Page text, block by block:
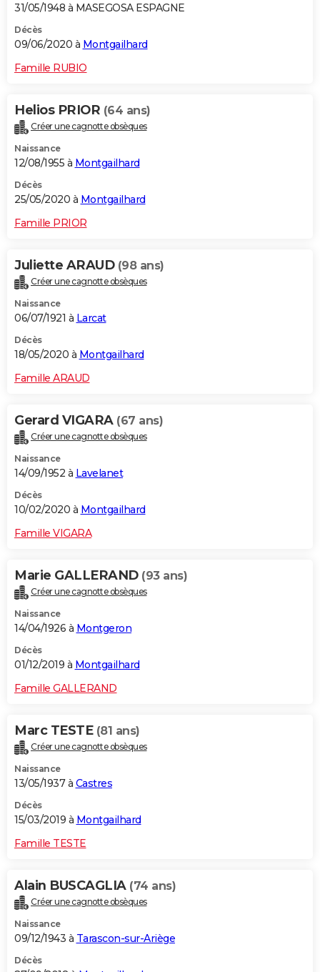
31/05/1948 à MASEGOSA ESPAGNE
Décès
09/06/2020 à Montgailhard
Famille RUBIO
Helios PRIOR (64 ans)
Créer une cagnotte obsèques
Naissance
12/08/1955 à Montgailhard
Décès
25/05/2020 à Montgailhard
Famille PRIOR
Juliette ARAUD (98 ans)
Créer une cagnotte obsèques
Naissance
06/07/1921 à Larcat
Décès
18/05/2020 à Montgailhard
Famille ARAUD
Gerard VIGARA (67 ans)
Créer une cagnotte obsèques
Naissance
14/09/1952 à Lavelanet
Décès
10/02/2020 à Montgailhard
Famille VIGARA
Marie GALLERAND (93 ans)
Créer une cagnotte obsèques
Naissance
14/04/1926 à Montgeron
Décès
01/12/2019 à Montgailhard
Famille GALLERAND
Marc TESTE (81 ans)
Créer une cagnotte obsèques
Naissance
13/05/1937 à Castres
Décès
15/03/2019 à Montgailhard
Famille TESTE
Alain BUSCAGLIA (74 ans)
Créer une cagnotte obsèques
Naissance
09/12/1943 à Tarascon-sur-Ariège
Décès